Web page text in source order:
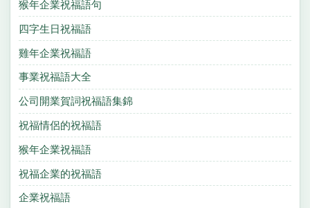
猴年企業祝福語句
四字生日祝福語
雞年企業祝福語
事業祝福語大全
公司開業賀詞祝福語集錦
祝福情侶的祝福語
猴年企業祝福語
祝福企業的祝福語
企業祝福語